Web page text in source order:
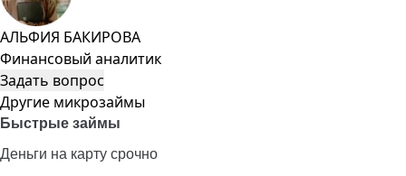
АЛЬФИЯ БАКИРОВА
Финансовый аналитик
Задать вопрос
Другие микрозаймы
Быстрые займы
Деньги на карту срочно